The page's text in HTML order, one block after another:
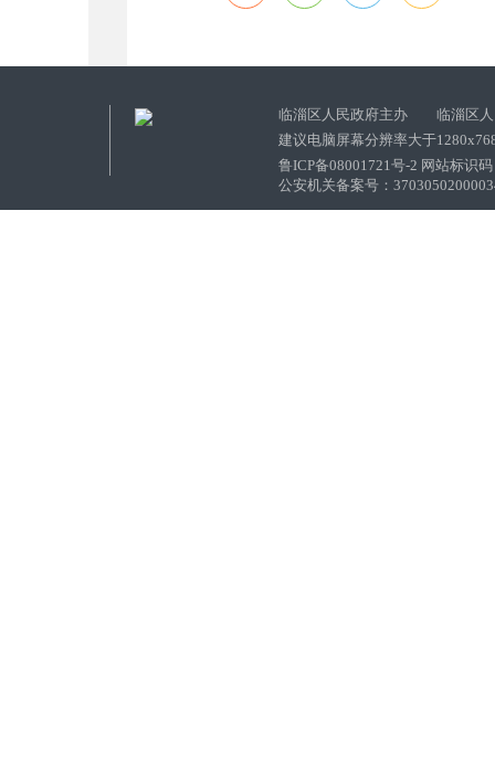
临淄区人民政府主办 临淄区人
建议电脑屏幕分辨率大于
鲁ICP备08001721号-2 网站标识
公安机关备案号：